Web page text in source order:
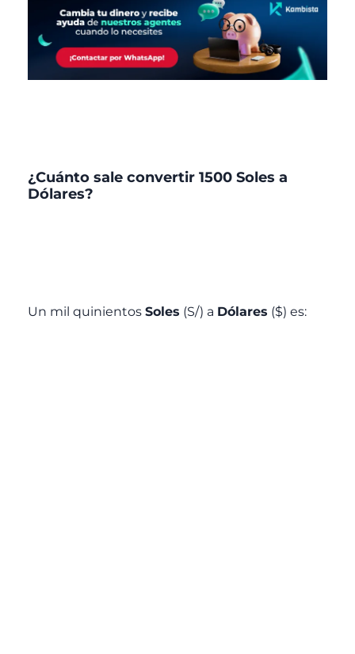
¿Cuánto sale convertir 1500 Soles a
Dólares?
Un mil quinientos Soles (S/) a Dólares ($) es: